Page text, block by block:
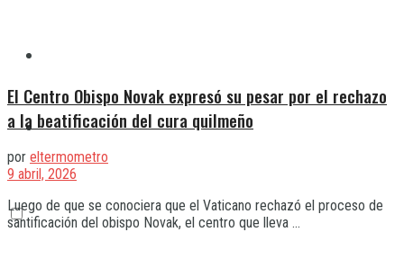
Varela
El Centro Obispo Novak expresó su pesar por el rechazo
a la beatificación del cura quilmeño
por eltermometro
9 abril, 2026
Luego de que se conociera que el Vaticano rechazó el proceso de
santificación del obispo Novak, el centro que lleva ...